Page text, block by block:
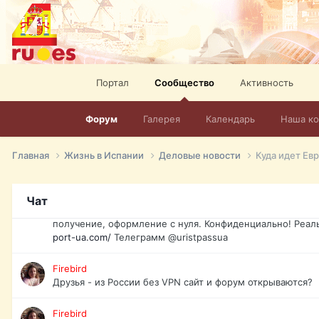
Портал Сообщество
Форум Галерея Календарь Наша
Активность
Главная Жизнь в Испании Деловые новости Куда идет
Чат
спорт, HD. + Огромная видеотека + 10.000 фильмов и
сайта. Наш сайт: http://mir-tv.club/television-in-spain.html
David16
Книги
David16
Подскажите пожалуйста, как удалить свой аккаунт из
Юрист юа
получение, оформление с нуля. Конфиденциально!
port-ua.com/ Телеграмм @uristpassua
Firebird
Друзья - из России без VPN сайт и форум открываются?
Firebird